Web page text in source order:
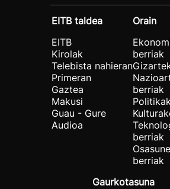
EITB taldea
EITB
Kirolak
Telebista nahieran
Primeran
Gaztea
Makusi
Guau - Gure
Audioa
Orain
berriak
berriak
berriak
berriak
Gaurkotasuna